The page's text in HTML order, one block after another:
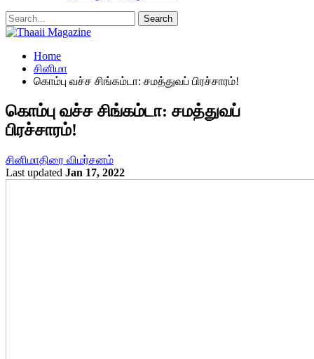
Home
சினிமா
கொம்பு வச்ச சிங்கம்டா: சமத்துவப் பிரச்சாரம்!
கொம்பு வச்ச சிங்கம்டா: சமத்துவப்
பிரச்சாரம்!
சினிமாதிரை விமர்சனம்
Last updated Jan 17, 2022